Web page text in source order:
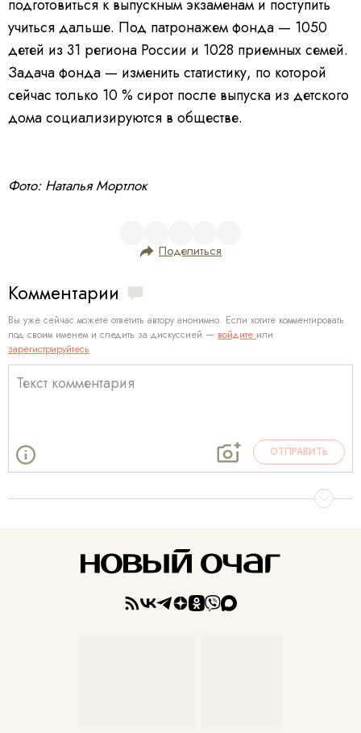
подготовиться к выпускным экзаменам и поступить
учиться дальше. Под патронажем фонда — 1050
детей из 31 региона России и 1028 приемных семей.
Задача фонда — изменить статистику, по которой
сейчас только 10 % сирот после выпуска из детского
дома социализируются в обществе.
Фото: Наталья Мортлок
Поделиться
Комментарии
Вы уже сейчас можете ответить автору анонимно. Если хотите комментировать
под своим именем и следить за дискуссией — войдите или
зарегистрируйтесь
ОТПРАВИТЬ